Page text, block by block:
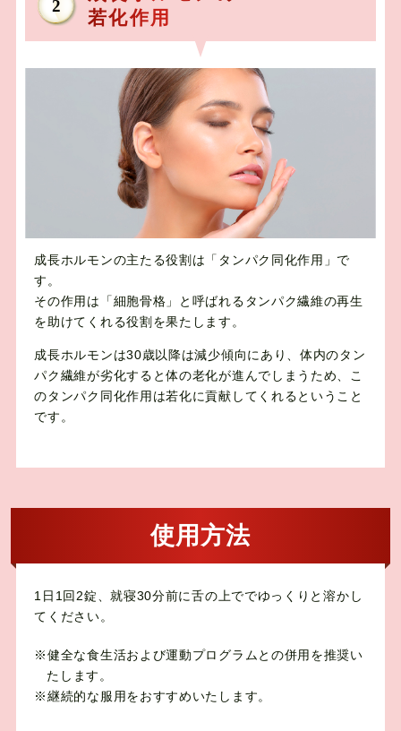
2
若化作用
成長ホルモンの主たる役割は「タンパク同化作用」で
す。
その作用は「細胞骨格」と呼ばれるタンパク繊維の再生
を助けてくれる役割を果たします。
成長ホルモンは30歳以降は減少傾向にあり、体内のタン
パク繊維が劣化すると体の老化が進んでしまうため、こ
のタンパク同化作用は若化に貢献してくれるということ
です。
使用方法
1日1回2錠、就寝30分前に舌の上ででゆっくりと溶かし
てください。
※健全な食生活および運動プログラムとの併用を推奨い
たします。
※継続的な服用をおすすめいたします。